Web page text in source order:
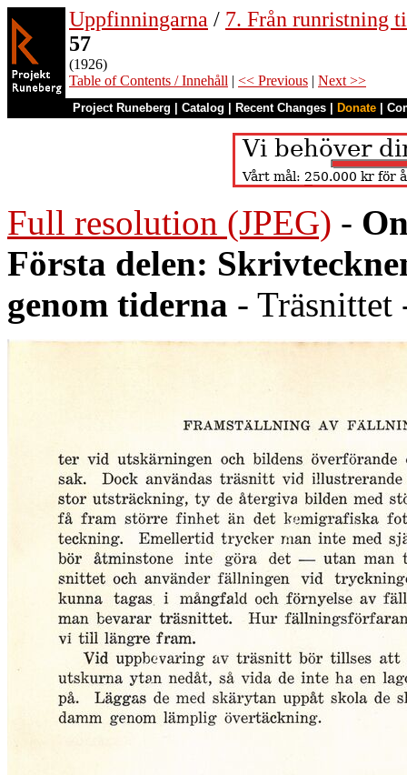
Uppfinningarna / 7. Från runristning
57
(1926)
Table of Contents / Innehåll | << Previous | Next >>
Project Runeberg Catalog Recent Changes Donate
Full resolution (JPEG) -
Första delen:
genom tiderna - Träsnittet